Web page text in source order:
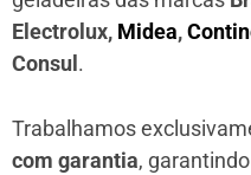
Electrolux, Midea,
Consul.
Trabalhamos
com garantia,